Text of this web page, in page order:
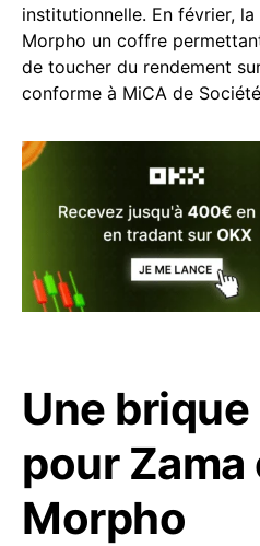
institutionnelle. En février,
Morpho un coffre
de toucher du rendement sur
conforme à MiCA de
Une
pour Zama
Morpho